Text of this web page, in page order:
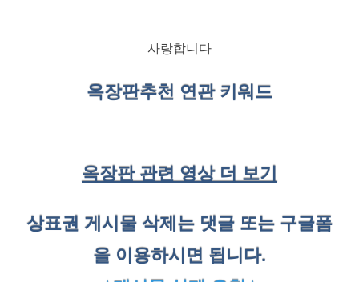
사랑합니다
옥장판추천 연관 키워드
옥장판 관련 영상 더 보기
상표권 게시물 삭제는 댓글 또는 구글폼
을 이용하시면 됩니다.